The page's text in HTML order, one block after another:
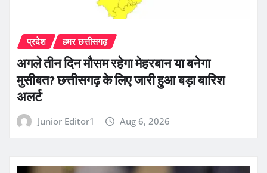
प्रदेश हमर छत्तीसगढ़
अगले तीन दिन मौसम रहेगा मेहरबान या बनेगा
मुसीबत? छत्तीसगढ़ के लिए जारी हुआ बड़ा बारिश
अलर्ट
Junior Editor1 Aug 6, 2026